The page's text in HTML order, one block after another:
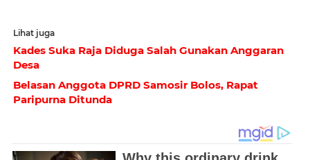
Lihat juga
Kades Suka Raja Diduga Salah Gunakan Anggaran
Desa
Belasan Anggota DPRD Samosir Bolos, Rapat
Paripurna Ditunda